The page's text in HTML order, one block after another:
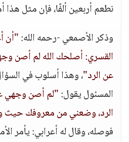
نطعم أربعين ألفًا، فإن مثل
وذكر الأصمعي -رحمه الله:"أن
القسري: أصلحك الله لم أصن
عن الرد"، وهذا أسلوب في
المسئول يقول:"لم أصن وجهي
الرد، وضعني من معروفك
فوصله، وقال له أعرابي: يأمر